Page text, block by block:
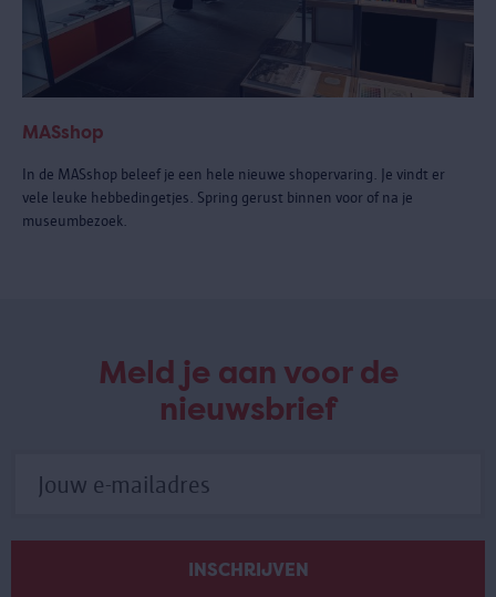
MASshop
In de MASshop beleef je een hele nieuwe shopervaring. Je vindt er
vele leuke hebbedingetjes. Spring gerust binnen voor of na je
museumbezoek.
Meld je aan voor de
nieuwsbrief